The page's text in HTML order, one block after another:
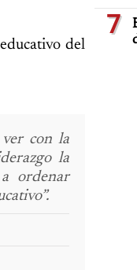
del
con la
la
ordenar
7